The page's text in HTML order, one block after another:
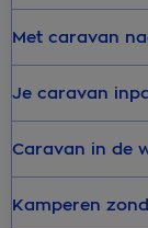
Met caravan
Je caravan
Caravan in de
Kamperen